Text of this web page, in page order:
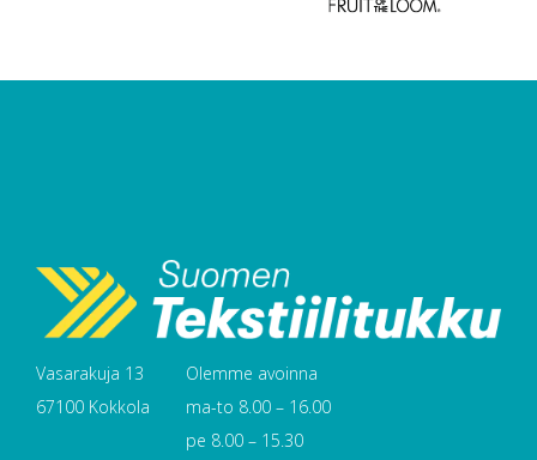
Vasarakuja 13
67100 Kokkola
Olemme avoinna
ma-to 8.00 – 16.00
pe 8.00 – 15.30